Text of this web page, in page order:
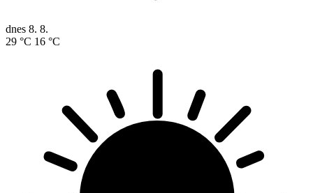
dnes 8. 8.
29 °C 16 °C